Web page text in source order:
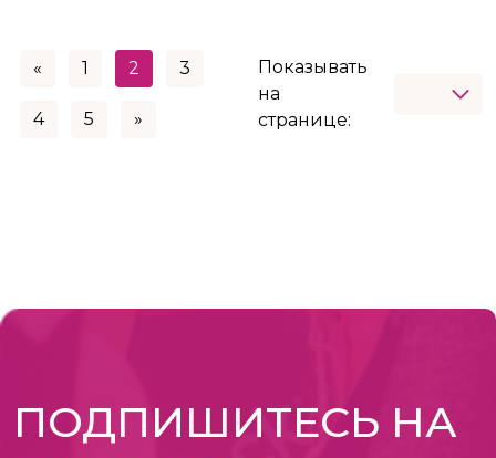
« 1 2 3
4 5 »
Показывать
на
странице:
ПОДПИШИТЕСЬ НА